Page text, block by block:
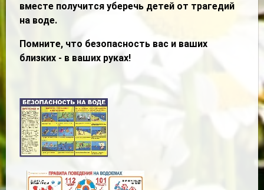
вместе получится уберечь детей от трагедий
на воде.
Помните, что безопасность вас и ваших
близких - в ваших руках!